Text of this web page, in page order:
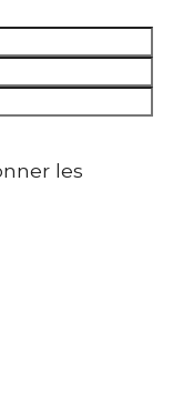
les